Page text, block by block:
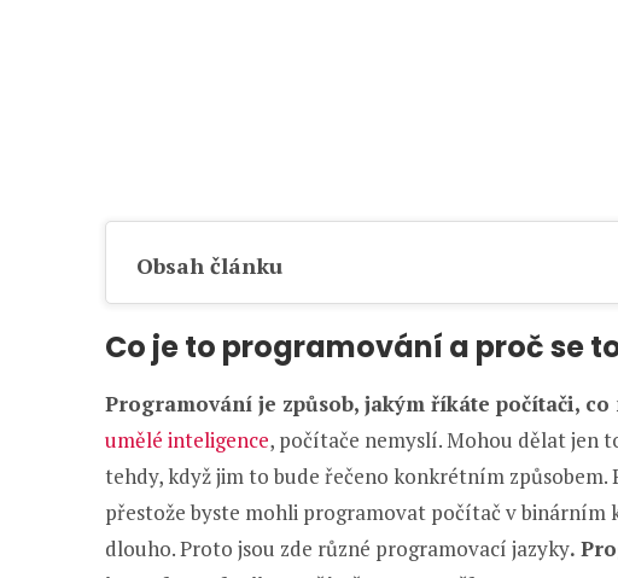
Obsah článku
Co je to programování a proč se
Programování je způsob, jakým říkáte počítači, co
umělé inteligence, počítače nemyslí. Mohou dělat jen
tehdy, když jim to bude řečeno konkrétním
přestože byste mohli programovat počítač v
dlouho. Proto jsou zde různé programovací jazyky.